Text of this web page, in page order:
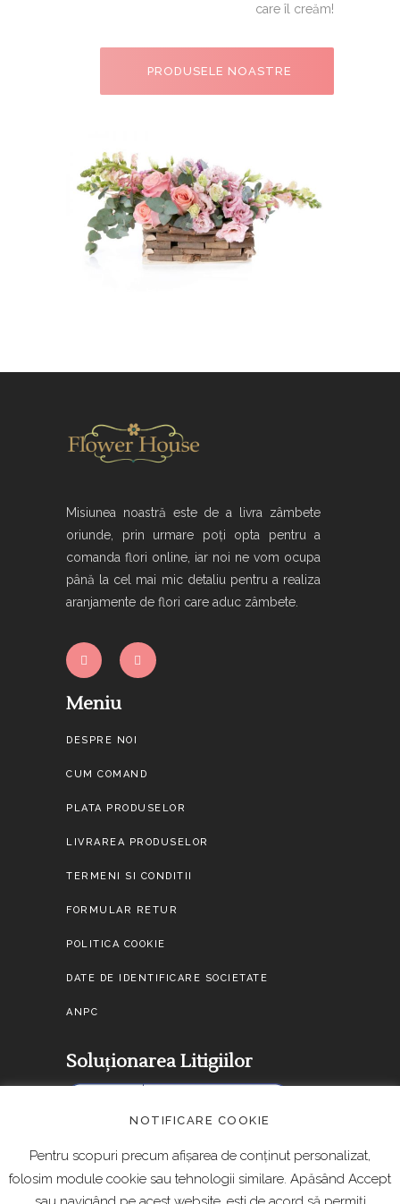
care îl creăm!
PRODUSELE NOASTRE
Misiunea noastră este de a livra zâmbete
oriunde, prin urmare poți opta pentru a
comanda flori online, iar noi ne vom ocupa
până la cel mai mic detaliu pentru a realiza
aranjamente de flori care aduc zâmbete.
Meniu
DESPRE NOI
CUM COMAND
PLATA PRODUSELOR
LIVRAREA PRODUSELOR
TERMENI SI CONDITII
FORMULAR RETUR
POLITICA COOKIE
DATE DE IDENTIFICARE SOCIETATE
ANPC
Soluționarea Litigiilor
NOTIFICARE COOKIE
Pentru scopuri precum afișarea de conținut personalizat,
folosim module cookie sau tehnologii similare. Apăsând Accept